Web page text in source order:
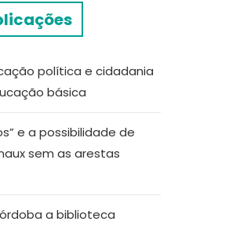
política e cidadania
básica
e a possibilidade de
sem as arestas
a biblioteca